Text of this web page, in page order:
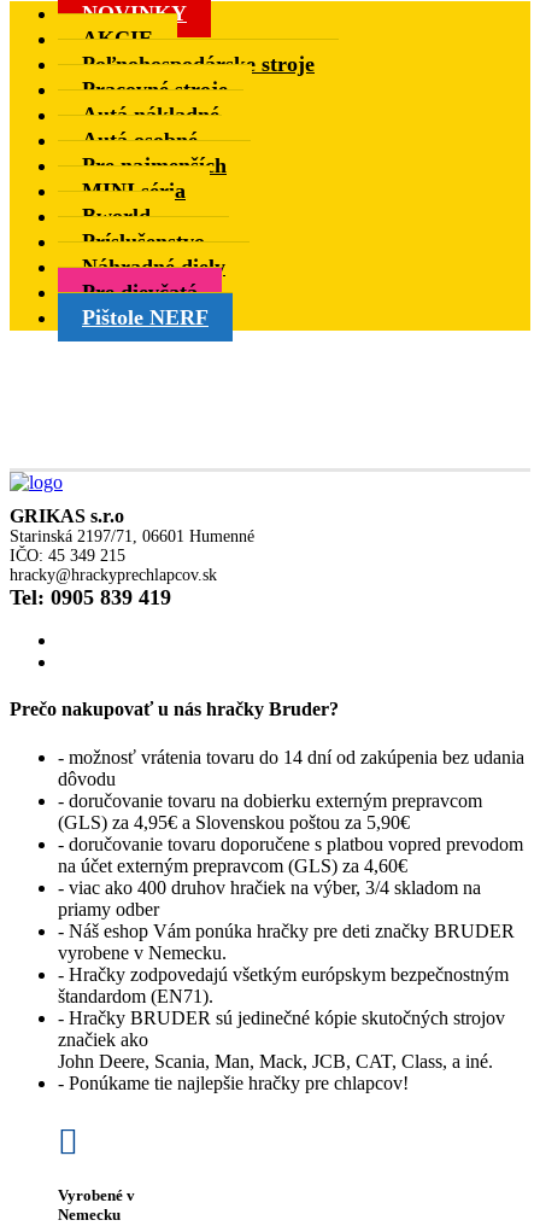
NOVINKY
AKCIE
Poľnohospodárske stroje
Pracovné stroje
Autá nákladné
Autá osobné
Pre najmenších
MINI séria
Bworld
Príslušenstvo
Náhradné diely
Pre dievčatá
Pištole NERF
GRIKAS s.r.o
Starinská 2197/71, 06601 Humenné
IČO: 45 349 215
hracky@hrackyprechlapcov.sk
Tel: 0905 839 419
Prečo nakupovať u nás hračky Bruder?
- možnosť vrátenia tovaru do 14 dní od zakúpenia bez udania
dôvodu
- doručovanie tovaru na dobierku externým prepravcom
(GLS) za 4,95€ a Slovenskou poštou za 5,90€
- doručovanie tovaru doporučene s platbou vopred prevodom
na účet externým prepravcom (GLS) za 4,60€
- viac ako 400 druhov hračiek na výber, 3/4 skladom na
priamy odber
- Náš eshop Vám ponúka hračky pre deti značky BRUDER
vyrobene v Nemecku.
- Hračky zodpovedajú všetkým európskym bezpečnostným
štandardom (EN71).
- Hračky BRUDER sú jedinečné kópie skutočných strojov
značiek ako
John Deere, Scania, Man, Mack, JCB, CAT, Class, a iné.
- Ponúkame tie najlepšie hračky pre chlapcov!
Vyrobené v
Nemecku